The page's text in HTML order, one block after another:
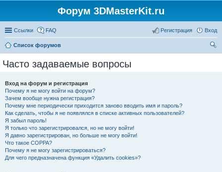
Форум 3DMasterKit.ru
Ссылки FAQ Вход
Регистрация
Список форумов
Часто задаваемые вопросы
Вход на форум и регистрация
Почему я не могу войти на форум?
Зачем вообще нужна регистрация?
Почему мне периодически приходится заново вводить имя и пароль?
Как сделать, чтобы я не появлялся в списке активных пользователей?
Я забыл пароль!
Я только что зарегистрировался, но не могу войти!
Я давно зарегистрирован, но больше не могу войти!
Что такое COPPA?
Почему я не могу зарегистрироваться?
Для чего предназначена функция «Удалить cookies»?